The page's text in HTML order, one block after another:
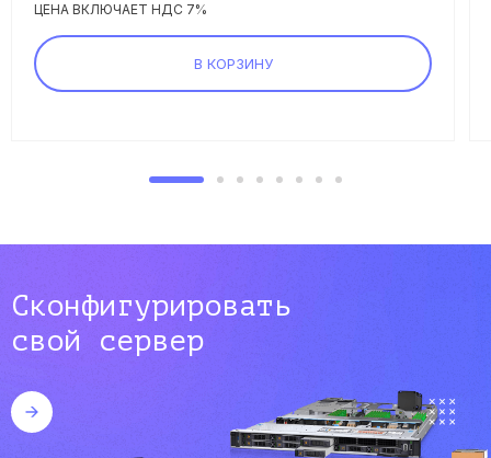
ЦЕНА ВКЛЮЧАЕТ НДС 7%
В КОРЗИНУ
Сконфигурировать
свой сервер